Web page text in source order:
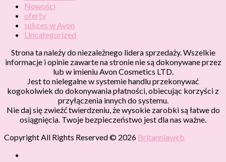
Nowości
oferty
sukces w Avon
Uncategorized
Strona ta należy do niezależnego lidera sprzedaży. Wszelkie
informacje i opinie zawarte na stronie nie są dokonywane przez
lub w imieniu Avon Cosmetics LTD.
Jest to nielegalne w systemie handlu przekonywać
kogokolwiek do dokonywania płatności, obiecując korzyści z
przyłączenia innych do systemu.
Nie daj się zwieźć twierdzeniu, że wysokie zarobki są łatwe do
osiągnięcia. Twoje bezpieczeństwo jest dla nas ważne.
Copyright All Rights Reserved © 2026 Britanniaweb